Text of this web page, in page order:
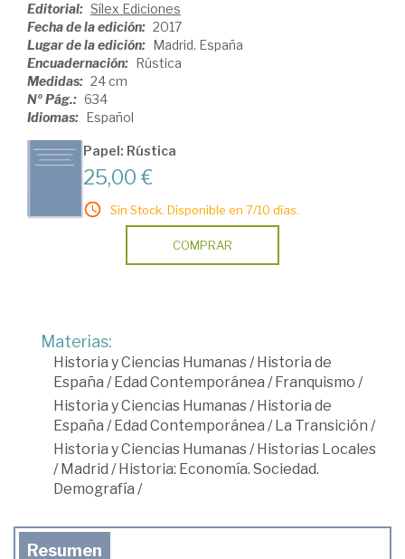
Editorial: Sílex Ediciones
Fecha de la edición: 2017
Lugar de la edición: Madrid. España
Encuadernación: Rústica
Medidas: 24 cm
Nº Pág.: 634
Idiomas: Español
Papel: Rústica
25,00 €
Sin Stock. Disponible en 7/10 días.
COMPRAR
Materias:
Historia y Ciencias Humanas/ Historia de
España / Edad Contemporánea / Franquismo /
Historia y Ciencias Humanas/ Historia de
España / Edad Contemporánea / La Transición /
Historia y Ciencias Humanas/ Historias Locales
/ Madrid / Historia: Economía. Sociedad.
Demografía /
Resumen